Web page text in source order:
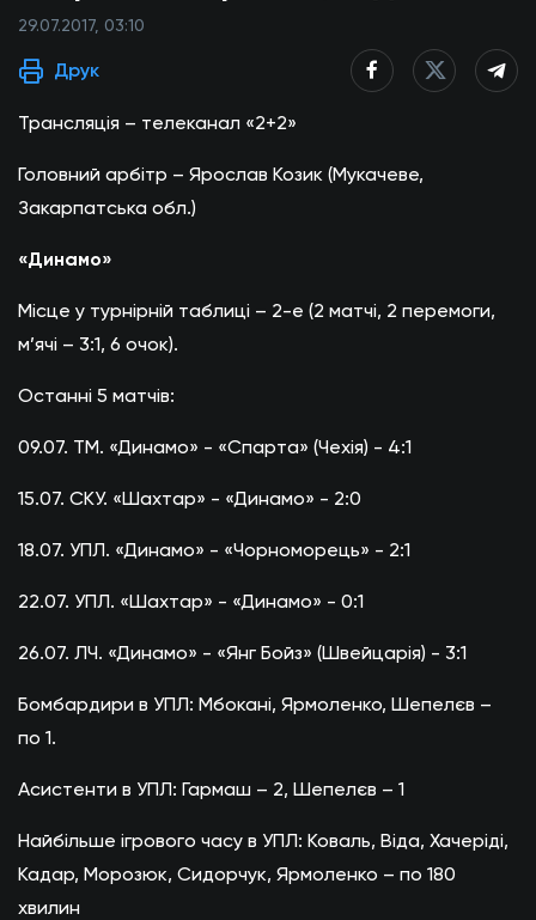
29.07.2017, 03:10
Друк
Трансляція – телеканал «2+2»
Головний арбітр – Ярослав Козик (Мукачеве,
Закарпатська обл.)
«Динамо»
Місце у турнірній таблиці – 2-е (2 матчі, 2 перемоги,
м’ячі – 3:1, 6 очок).
Останні 5 матчів:
09.07. ТМ. «Динамо» - «Спарта» (Чехія) - 4:1
15.07. СКУ. «Шахтар» - «Динамо» - 2:0
18.07. УПЛ. «Динамо» - «Чорноморець» - 2:1
22.07. УПЛ. «Шахтар» - «Динамо» - 0:1
26.07. ЛЧ. «Динамо» - «Янг Бойз» (Швейцарія) - 3:1
Бомбардири в УПЛ: Мбокані, Ярмоленко, Шепелєв –
по 1.
Асистенти в УПЛ: Гармаш – 2, Шепелєв – 1
Найбільше ігрового часу в УПЛ: Коваль, Віда, Хачеріді,
Кадар, Морозюк, Сидорчук, Ярмоленко – по 180
хвилин